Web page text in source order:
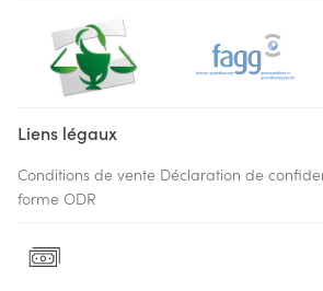
Liens légaux
Conditions de vente Déclaration de
forme ODR